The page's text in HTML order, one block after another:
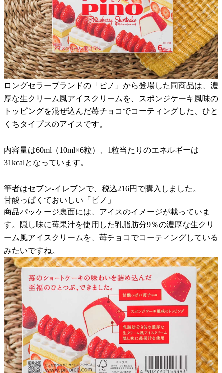
ロングセラーブランドの「ピノ」から登場した同商品は、濃
厚な生クリーム風アイスクリームを、スポンジケーキ風味の
トッピングを混ぜ込んだ苺チョコでコーティングした、ひと
くちタイプスのアイスです。
内容量は60ml（10ml×6粒）、1粒当たりのエネルギーは
31kcalとなっています。
筆者はセブン-イレブンで、税込216円で購入しました。
甘酸っぱくておいしい「ピノ」
商品パッケージ裏面には、アイスのイメージが載っていま
す。隠し味に苺果汁を使用した乳脂肪分9％の濃厚な生クリ
ーム風アイスクリームを、苺チョコでコーティングしている
みたいですね。